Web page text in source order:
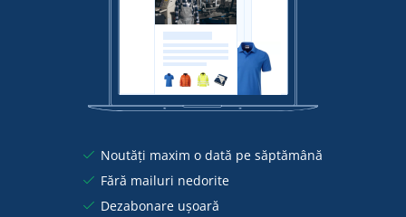
Noutăți maxim o dată pe săptămână
Fără mailuri nedorite
Dezabonare ușoară